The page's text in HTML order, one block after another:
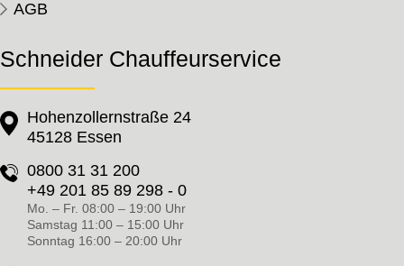
AGB
Schneider Chauffeurservice
Hohenzollernstraße 24
45128 Essen
0800 31 31 200
+49 201 85 89 298 - 0
Mo. – Fr. 08:00 – 19:00 Uhr
Samstag 11:00 – 15:00 Uhr
Sonntag 16:00 – 20:00 Uhr